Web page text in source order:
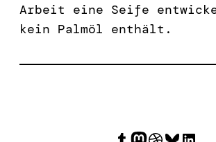
Arbeit eine Seife
kein Palmöl enthält.